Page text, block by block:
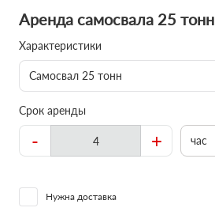
Аренда самосвала 25 тонн
Характеристики
Самосвал 25 тонн
Срок аренды
- + час
Нужна доставка